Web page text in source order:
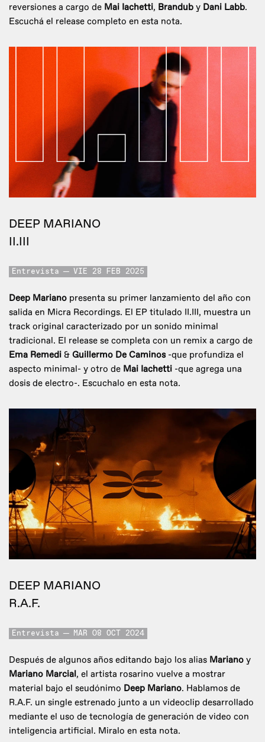
reversiones a cargo de Mai Iachetti, Brandub y Dani Labb.
Escuchá el release completo en esta nota.
DEEP MARIANO
II.III
Entrevista VIE 28 FEB 2025
Deep Mariano presenta su primer lanzamiento del año con
salida en Micra Recordings. El EP titulado II.III, muestra un
track original caracterizado por un sonido minimal
tradicional. El release se completa con un remix a cargo de
Ema Remedi & Guillermo De Caminos-que profundiza el
aspecto minimal- y otro de Mai Iachetti -que agrega una
dosis de electro-. Escuchalo en esta nota.
DEEP MARIANO
R.A.F.
Entrevista MAR 08 OCT 2024
Después de algunos años editando bajo los alias Mariano y
Mariano Marcial, el artista rosarino vuelve a mostrar
material bajo el seudónimo Deep Mariano. Hablamos de
R.A.F. un single estrenado junto a un videoclip desarrollado
mediante el uso de tecnología de generación de video con
inteligencia artificial. Miralo en esta nota.